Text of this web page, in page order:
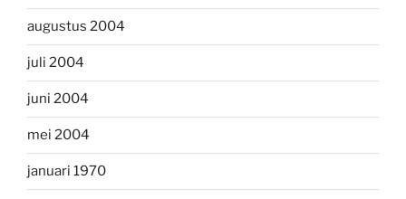
augustus 2004
juli 2004
juni 2004
mei 2004
januari 1970